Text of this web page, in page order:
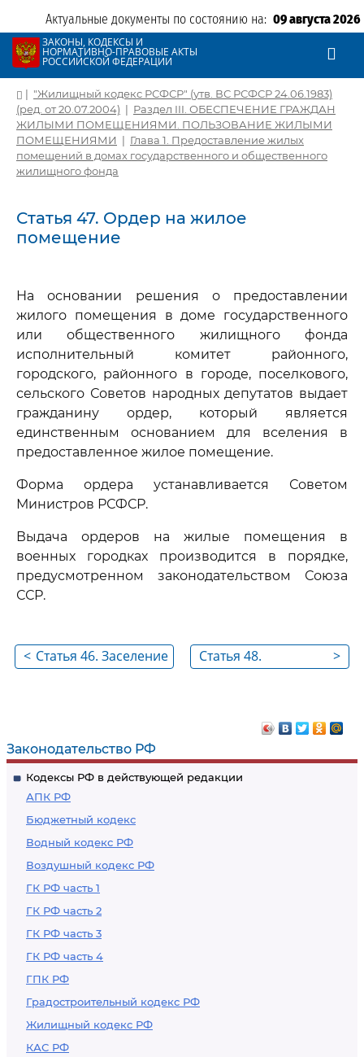
Актуальные документы по состоянию на: 09 августа 2026
ЗАКОНЫ, КОДЕКСЫ И
НОРМАТИВНО-ПРАВОВЫЕ АКТЫ
РОССИЙСКОЙ ФЕДЕРАЦИИ
Законодательство РФ
Кодексы РФ в действующей редакции
АПК РФ
Бюджетный кодекс
Водный кодекс РФ
Воздушный кодекс РФ
ГК РФ часть 1
ГК РФ часть 2
ГК РФ часть 3
ГК РФ часть 4
ГПК РФ
Градостроительный кодекс РФ
Жилищный кодекс РФ
КАС РФ
| "Жилищный кодекс РСФСР" (утв. ВС РСФСР 24.06.1983)
(ред. от 20.07.2004) | Раздел III. ОБЕСПЕЧЕНИЕ ГРАЖДАН
ЖИЛЫМИ ПОМЕЩЕНИЯМИ. ПОЛЬЗОВАНИЕ ЖИЛЫМИ
ПОМЕЩЕНИЯМИ | Глава 1. Предоставление жилых
помещений в домах государственного и общественного
жилищного фонда
Статья 47. Ордер на жилое
помещение
На основании решения о предоставлении
жилого помещения в доме государственного
или общественного жилищного фонда
исполнительный комитет районного,
городского, районного в городе, поселкового,
сельского Советов народных депутатов выдает
гражданину ордер, который является
единственным основанием для вселения в
предоставленное жилое помещение.
Форма ордера устанавливается Советом
Министров РСФСР.
Выдача ордеров на жилые помещения в
военных городках производится в порядке,
предусмотренном законодательством Союза
ССР.
< Статья 46. Заселение
>
Статья 48.
ордера на жилое
помещение
недействительным